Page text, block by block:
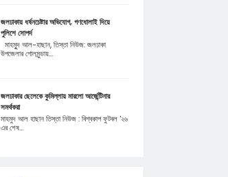
জলঢাকায় ধর্ষনচেষ্টার অভিযোগ, গণধোলাই দিয়ে
পুলিশে সোপর্দ
মাহমুূদ আল-হাছান, তিস্তা নিউজ: জলঢাকা
উপজেলার গোলমুন্ডায়...
জলঢাকার ছেলেকে কুমিল্লায় মারলো আর্জেন্টিনার
সমর্থকরা
মাহমুদ আল হাছান তিস্তা নিউজ : বিশ্বকাপ ফুটবল '২৬
এর শেষ...